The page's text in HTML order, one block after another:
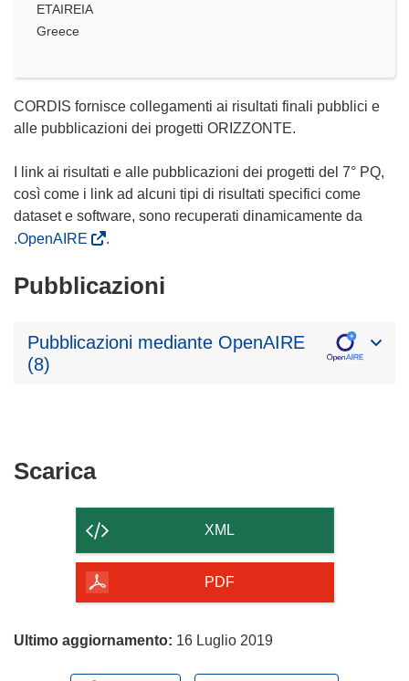
ETAIREIA
Greece
CORDIS fornisce collegamenti ai risultati finali pubblici e
alle pubblicazioni dei progetti ORIZZONTE.
I link ai risultati e alle pubblicazioni dei progetti del 7° PQ,
così come i link ad alcuni tipi di risultati specifici come
dataset e software, sono recuperati dinamicamente da
.OpenAIRE
.
Pubblicazioni
Pubblicazioni mediante OpenAIRE
(8)
ScaricaScarica
contenuto
della
pagina
XML
PDF
Ultimo aggiornamento: 16 Luglio 2019